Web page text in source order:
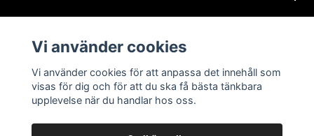
Läs mer
Vi använder cookies
Vi använder cookies för att anpassa det innehåll som
visas för dig och för att du ska få bästa tänkbara
upplevelse när du handlar hos oss.